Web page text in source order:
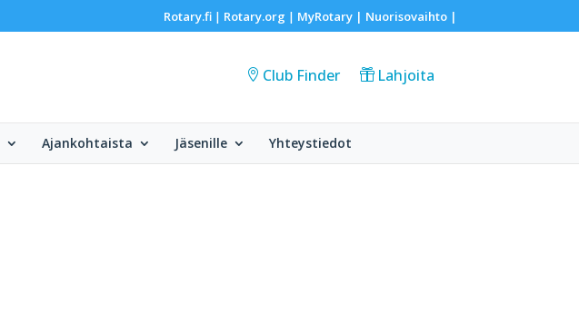
Rotary.fi| Rotary.org | MyRotary | Nuorisovaihto|
Club Finder Lahjoita
Ajankohtaista Jäsenille Yhteystiedot